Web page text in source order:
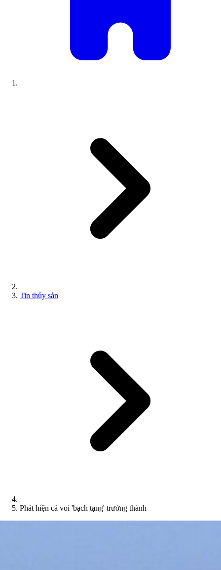
Tin thủy sản
Phát hiện cá voi 'bạch tạng' trưởng thành